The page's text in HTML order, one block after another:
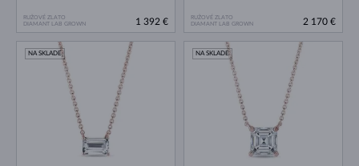
RUŽOVÉ ZLATO
DIAMANT LAB GROWN
1 392 €
RUŽOVÉ ZLATO
DIAMANT LAB GROWN
2 170 €
NA SKLADE NA SKLADE